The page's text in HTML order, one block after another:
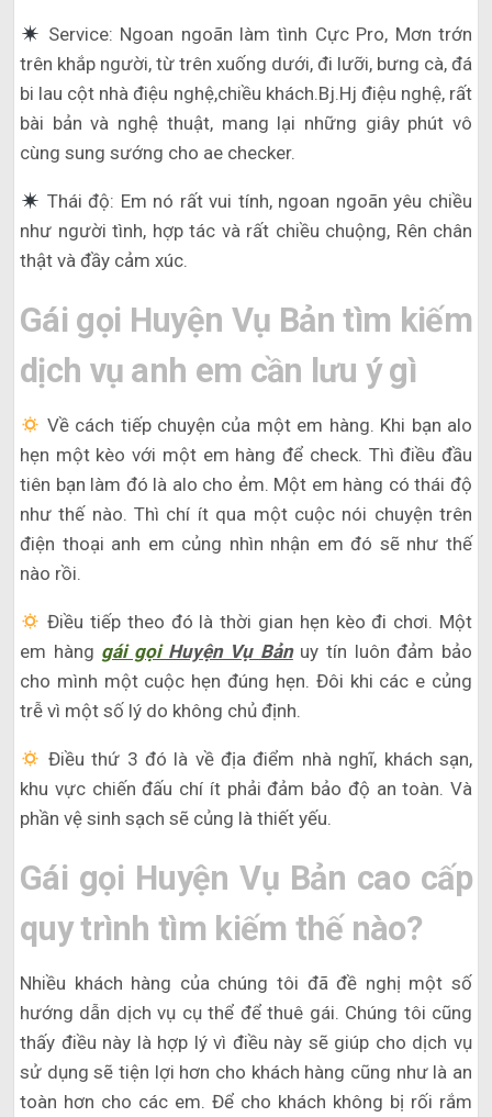
Service: Ngoan ngoãn làm tình Cực Pro, Mơn trớn
trên khắp người, từ trên xuống dưới, đi lưỡi, bưng cà, đá
bi lau cột nhà điệu nghệ,chiều khách.Bj.Hj điệu nghệ, rất
bài bản và nghệ thuật, mang lại những giây phút vô
cùng sung sướng cho ae checker.
Thái độ: Em nó rất vui tính, ngoan ngoãn yêu chiều
như người tình, hợp tác và rất chiều chuộng, Rên chân
thật và đầy cảm xúc.
Gái gọi Huyện Vụ Bản tìm kiếm
dịch vụ anh em cần lưu ý gì
Về cách tiếp chuyện của một em hàng. Khi bạn alo
hẹn một kèo với một em hàng để check. Thì điều đầu
tiên bạn làm đó là alo cho ẻm. Một em hàng có thái độ
như thế nào. Thì chí ít qua một cuộc nói chuyện trên
điện thoại anh em củng nhìn nhận em đó sẽ như thế
nào rồi.
Điều tiếp theo đó là thời gian hẹn kèo đi chơi. Một
em hàng gái gọiHuyện Vụ Bảnuy tín luôn đảm bảo
cho mình một cuộc hẹn đúng hẹn. Đôi khi các e củng
trễ vì một số lý do không chủ định.
Điều thứ 3 đó là về địa điểm nhà nghĩ, khách sạn,
khu vực chiến đấu chí ít phải đảm bảo độ an toàn. Và
phần vệ sinh sạch sẽ củng là thiết yếu.
Gái gọi Huyện Vụ Bản cao cấp
quy trình tìm kiếm thế nào?
Nhiều khách hàng của chúng tôi đã đề nghị một số
hướng dẫn dịch vụ cụ thể để thuê gái. Chúng tôi cũng
thấy điều này là hợp lý vì điều này sẽ giúp cho dịch vụ
sử dụng sẽ tiện lợi hơn cho khách hàng cũng như là an
toàn hơn cho các em. Để cho khách không bị rối rắm